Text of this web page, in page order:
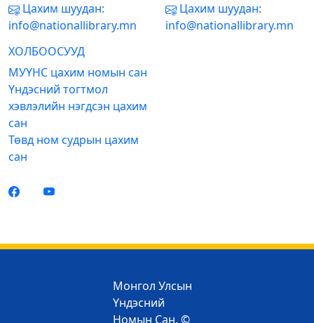
Цахим шуудан:
info@nationallibrary.mn
Цахим шуудан:
info@nationallibrary.mn
ХОЛБООСУУД
МУҮНС цахим номын сан
Үндэсний тогтмол
хэвлэлийн нэгдсэн цахим
сан
Төвд ном судрын цахим
сан
Монгол Улсын
Үндэсний
Номын Сан. ©